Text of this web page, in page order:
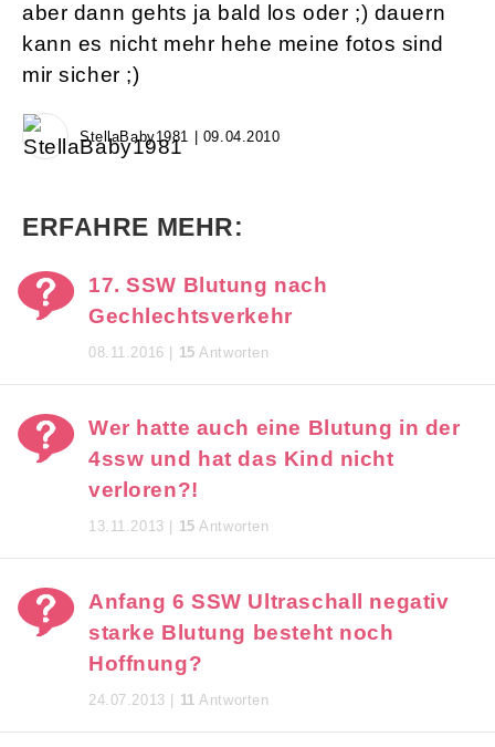
aber dann gehts ja bald los oder ;) dauern
kann es nicht mehr hehe meine fotos sind
mir sicher ;)
StellaBaby1981 | 09.04.2010
ERFAHRE MEHR:
17. SSW Blutung nach
Gechlechtsverkehr
08.11.2016 | 15 Antworten
Wer hatte auch eine Blutung in der
4ssw und hat das Kind nicht
verloren?!
13.11.2013 | 15 Antworten
Anfang 6 SSW Ultraschall negativ
starke Blutung besteht noch
Hoffnung?
24.07.2013 | 11 Antworten